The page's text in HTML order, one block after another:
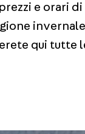
e orari
qui tutte